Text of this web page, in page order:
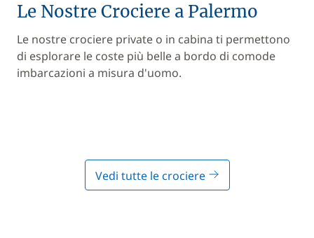
Le Nostre Crociere a Palermo
Le nostre crociere private o in cabina ti permettono
di esplorare le coste più belle a bordo di comode
imbarcazioni a misura d'uomo.
Vedi tutte le crociere